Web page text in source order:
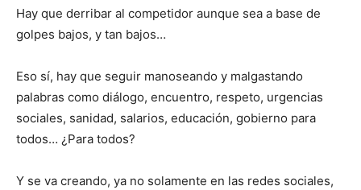
Hay que derribar al competidor aunque sea a base de
golpes bajos, y tan bajos…
Eso sí, hay que seguir manoseando y malgastando
palabras como diálogo, encuentro, respeto, urgencias
sociales, sanidad, salarios, educación, gobierno para
todos… ¿Para todos?
Y se va creando, ya no solamente en las redes sociales,